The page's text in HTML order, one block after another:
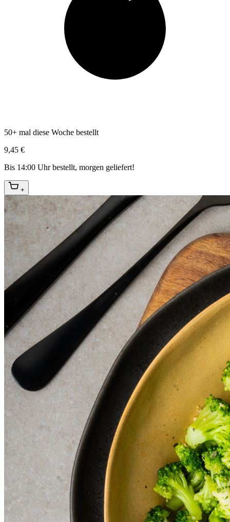
50+ mal diese Woche bestellt
9,45 €
Bis 14:00 Uhr bestellt, morgen geliefert!
+